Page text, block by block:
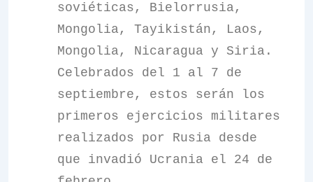
soviéticas, Bielorrusia,
Mongolia, Tayikistán, Laos,
Mongolia, Nicaragua y Siria.
Celebrados del 1 al 7 de
septiembre, estos serán los
primeros ejercicios militares
realizados por Rusia desde
que invadió Ucrania el 24 de